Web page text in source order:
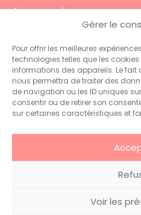
Gérer le
Pour offrir les meilleures
technologies telles que les
informations des appareils. Le
nous permettra de traiter des
de navigation ou les ID uniques
consentir ou de retirer son
sur certaines caractéristiques et
Voir les
4 impasse du
Faubourg – 38690
Téléphone :+33
(0)4 76 31 06 10
Contact :
administration@hiceo.fr